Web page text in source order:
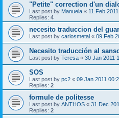
"Petite" correction d'un
Last post by Manuela « 11 Feb
Replies: 4
necesito traduccion del
Last post by carlosmetal « 09 Feb
Necesito traducción al
Last post by Teresa « 30 Jan 2011
SOS
Last post by pc2 « 09 Jan 2011
Replies: 2
formule de politesse
Last post by ANTHOS « 31 Dec
Replies: 2